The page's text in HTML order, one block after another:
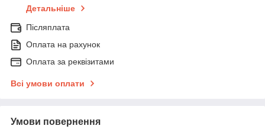
Детальніше
Післяплата
Оплата на рахунок
Оплата за реквізитами
Всі умови оплати
Умови повернення